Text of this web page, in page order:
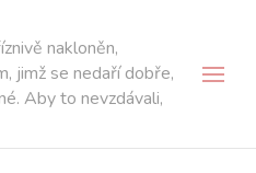
nakloněn,
jimž se nedaří dobře,
Aby to nevzdávali,